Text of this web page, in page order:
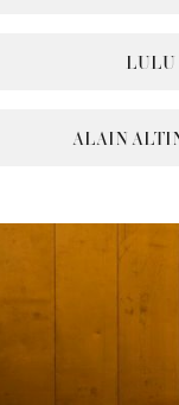
LULU
ALAIN